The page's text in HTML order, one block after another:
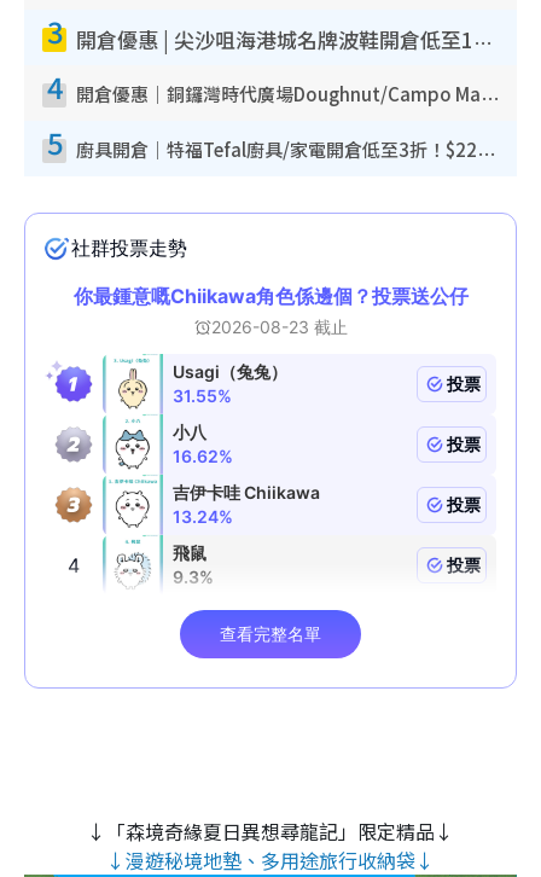
3 開倉優惠 | 尖沙咀海港城名牌波鞋開倉低至1折！On鞋$899起／Joy&Peace鞋履$98起
4 開倉優惠｜銅鑼灣時代廣場Doughnut/Campo Marzio開倉低至1折！背囊、書包、手袋劈價$200起
5 廚具開倉｜特福Tefal廚具/家電開倉低至3折！$220起買平底鍋/炒鑊/湯煲！電飯煲/吸塵機/燙斗$418起
↓「森境奇緣夏日異想尋龍記」限定精品↓
↓漫遊秘境地墊、多用途旅行收納袋↓